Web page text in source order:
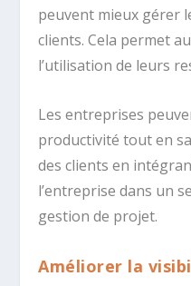
peuvent mieux gérer
clients. Cela permet
l’utilisation de leurs
Les entreprises
productivité tout en
des clients en
l’entreprise dans un
gestion de projet.
Améliorer la